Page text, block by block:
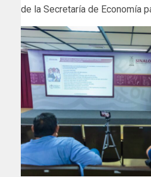
de la Secretaría de Economía